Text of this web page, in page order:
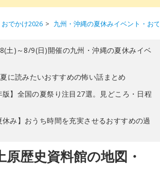
でかけ2026 九州・沖縄の夏休みイベント・お
土)～8/9(日)開催の九州・沖縄の夏休みイベ
夏に読みたいおすすめの怖い話まとめ
版】全国の夏祭り注目27選。見どころ・日程
休み】おうち時間を充実させるおすすめの過
原歴史資料館の地図・